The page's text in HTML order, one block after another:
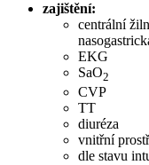
zajištění:
centrální
EKG
SaO2
CVP
TT
diuréza
vnitřní
dle stavu